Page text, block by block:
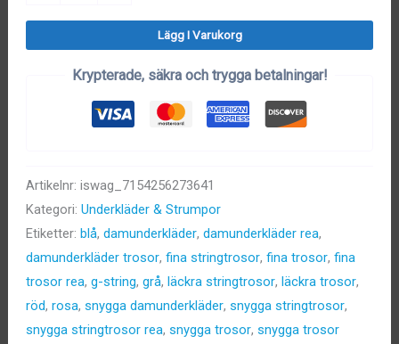
Lägg I Varukorg
Krypterade, säkra och trygga betalningar!
Artikelnr: iswag_7154256273641
Kategori: Underkläder & Strumpor
Etiketter: blå, damunderkläder, damunderkläder rea,
damunderkläder trosor, fina stringtrosor, fina trosor, fina
trosor rea, g-string, grå, läckra stringtrosor, läckra trosor,
röd, rosa, snygga damunderkläder, snygga stringtrosor,
snygga stringtrosor rea, snygga trosor, snygga trosor